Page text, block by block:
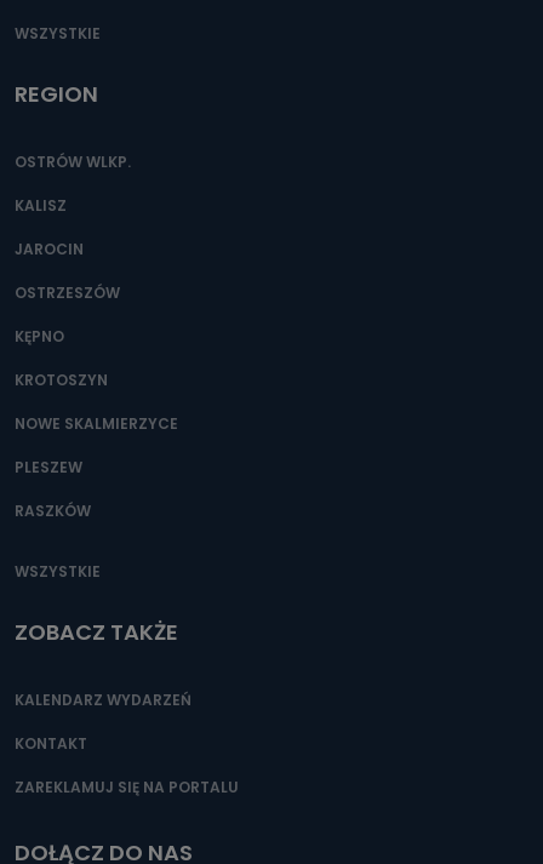
WSZYSTKIE
REGION
OSTRÓW WLKP.
KALISZ
JAROCIN
OSTRZESZÓW
KĘPNO
KROTOSZYN
NOWE SKALMIERZYCE
PLESZEW
RASZKÓW
WSZYSTKIE
ZOBACZ TAKŻE
KALENDARZ WYDARZEŃ
KONTAKT
ZAREKLAMUJ SIĘ NA PORTALU
DOŁĄCZ DO NAS